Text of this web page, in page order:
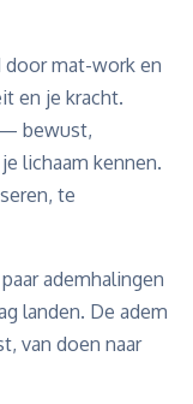
door mat-work en
en je kracht.
bewust,
lichaam kennen.
te
ademhalingen
landen. De adem
van doen naar